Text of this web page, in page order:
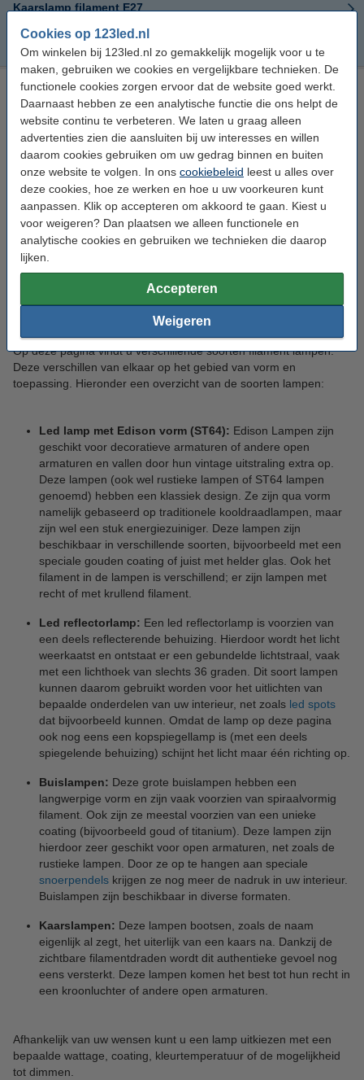
Cookies op 123led.nl
Om winkelen bij 123led.nl zo gemakkelijk mogelijk voor u te
maken, gebruiken we cookies en vergelijkbare technieken. De
functionele cookies zorgen ervoor dat de website goed werkt.
Daarnaast hebben ze een analytische functie die ons helpt de
website continu te verbeteren. We laten u graag alleen
advertenties zien die aansluiten bij uw interesses en willen
daarom cookies gebruiken om uw gedrag binnen en buiten
onze website te volgen. In ons cookiebeleid leest u alles over
deze cookies, hoe ze werken en hoe u uw voorkeuren kunt
aanpassen. Klik op accepteren om akkoord te gaan. Kiest u
voor weigeren? Dan plaatsen we alleen functionele en
analytische cookies en gebruiken we technieken die daarop
lijken.
Accepteren
Weigeren
Kaarslamp filament E27
Dimbare kaarslamp filament E27
Bestel speciale filament lampen met grote fitting
op 123led.nl
Op 123led.nl koopt u speciale led filament lampen met
verschillende vormen. Wij verkopen onder andere buislampen en
edison lampen, allemaal met zichtbaar filament en een grote
fitting (E27). Kies voor dimbare of niet-dimbare varianten en
selecteer de juiste wattage, coating of kleurtemperatuur. Alle
speciale E27 lampen worden snel geleverd en koopt u in onze
webshop voor de laagste prijs.
Speciale filament lampen:
verschillende soorten
Op deze pagina vindt u verschillende soorten filament lampen.
Deze verschillen van elkaar op het gebied van vorm en
toepassing. Hieronder een overzicht van de soorten lampen:
Led lamp met Edison vorm (ST64): Edison Lampen zijn
geschikt voor decoratieve armaturen of andere open
armaturen en vallen door hun vintage uitstraling extra op.
Deze lampen (ook wel rustieke lampen of ST64 lampen
genoemd) hebben een klassiek design. Ze zijn qua vorm
namelijk gebaseerd op traditionele kooldraadlampen, maar
zijn wel een stuk energiezuiniger. Deze lampen zijn
beschikbaar in verschillende soorten, bijvoorbeeld met een
speciale gouden coating of juist met helder glas. Ook het
filament in de lampen is verschillend; er zijn lampen met
recht of met krullend filament.
Led reflectorlamp: Een led reflectorlamp is voorzien van
een deels reflecterende behuizing. Hierdoor wordt het licht
weerkaatst en ontstaat er een gebundelde lichtstraal, vaak
met een lichthoek van slechts 36 graden. Dit soort lampen
kunnen daarom gebruikt worden voor het uitlichten van
bepaalde onderdelen van uw interieur, net zoals led spots
dat bijvoorbeeld kunnen. Omdat de lamp op deze pagina
ook nog eens een kopspiegellamp is (met een deels
spiegelende behuizing) schijnt het licht maar één richting op.
Buislampen: Deze grote buislampen hebben een
langwerpige vorm en zijn vaak voorzien van spiraalvormig
filament. Ook zijn ze meestal voorzien van een unieke
coating (bijvoorbeeld goud of titanium). Deze lampen zijn
hierdoor zeer geschikt voor open armaturen, net zoals de
rustieke lampen. Door ze op te hangen aan speciale
snoerpendels krijgen ze nog meer de nadruk in uw interieur.
Buislampen zijn beschikbaar in diverse formaten.
Kaarslampen: Deze lampen bootsen, zoals de naam
eigenlijk al zegt, het uiterlijk van een kaars na. Dankzij de
zichtbare filamentdraden wordt dit authentieke gevoel nog
eens versterkt. Deze lampen komen het best tot hun recht in
een kroonluchter of andere open armaturen.
Afhankelijk van uw wensen kunt u een lamp uitkiezen met een
bepaalde wattage, coating, kleurtemperatuur of de mogelijkheid
tot dimmen.